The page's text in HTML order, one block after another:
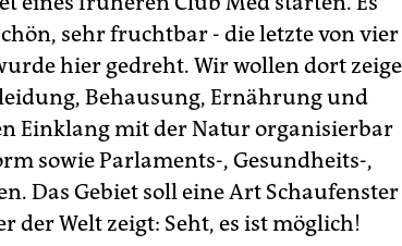
sehr fruchtbar - die letzte von vier
hier gedreht. Wir wollen dort
Behausung, Ernährung und
Einklang mit der Natur organisierbar
sowie Parlaments-, Gesundheits-,
Das Gebiet soll eine Art Schaufenster
der Welt zeigt: Seht, es ist möglich!